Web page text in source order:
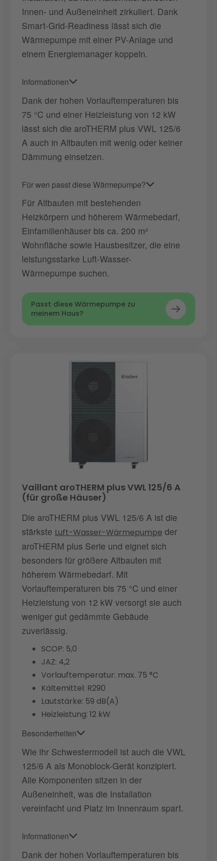
Innen- und Außeneinheit zirkuliert. Dank
Smart-Grid-Readiness lässt sich die
Wärmepumpe mit einer PV-Anlage und
einem Energiemanager koppeln.
Informationen
Dank der hohen Vorlauftemperaturen bis
75 °C und einer Heizleistung von 12 kW
lässt sich die aroTHERM plus VWL 125/6
A auch in Altbauten mit wenig oder keiner
Dämmung einsetzen.
Für wen passt diese Wärmepumpe?
Für Altbauten mit bestehenden
Heizkörpern und höherem Wärmebedarf,
Einfamilienhäuser bis ca. 200 m²
Wohnfläche sowie Hausbesitzer, die eine
leistungsstarke Luft-Wasser-
Wärmepumpe suchen.
Passt diese Wärmepumpe zu
meinem Haus?
Vaillant aroTHERM plus VWL 125/6 A
(für große Häuser)
Die aroTHERM plus VWL 125/6 A ist die
stärkste Luft-Wasser-Wärmepumpe der
aroTHERM plus Serie und eignet sich
besonders für größere Altbauten mit
höherem Wärmebedarf. Mit
Vorlauftemperaturen bis 75 °C und einer
Heizleistung von 12 kW versorgt sie auch
weniger gut gedämmte Gebäude
zuverlässig.
SCOP: 5,0
JAZ: 4,2
Vorlauftemperatur: max. 75 °C
Kältemittel: R290
Lautstärke: 59 dB(A)
Heizleistung: 12 kW
Besonderheiten
Wie ihr Schwestermodell ist auch die VWL
125/6 A als Monoblock-Gerät konzipiert.
Alle Komponenten sitzen in der
Außeneinheit, was die Installation
vereinfacht und Platz im Innenraum spart.
Informationen
Dank der hohen Vorlauftemperaturen bis